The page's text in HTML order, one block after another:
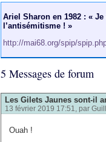
Ariel Sharon en 1982 : «
l’antisémitisme ! »
http://mai68.org/spip/
5 Messages de forum
Les Gilets Jaunes sont-il
13 février 2019 17:51, par
Ouah !